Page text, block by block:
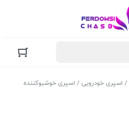
/ اسپری خودرویی / اسپری خوشبوکننده